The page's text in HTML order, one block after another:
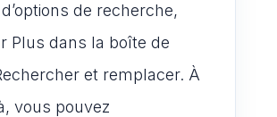
de recherche,
Plus dans la boîte de
et remplacer. À
vous pouvez